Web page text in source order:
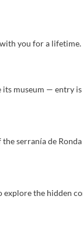
you for a lifetime.
its museum — entry
serranía de
explore the hidden